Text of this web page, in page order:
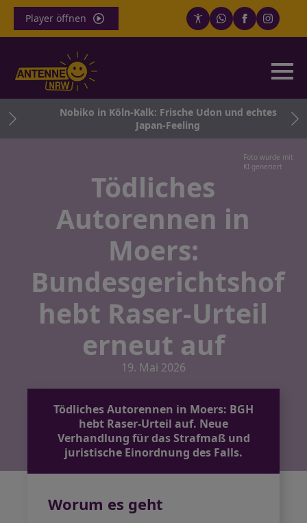
Player öffnen
Nobiko in Köln-Kalk: Frische Udon und echtes
Japan-Feeling
Foto wurde mit
KI generiert
Tödliches
Autorennen in
Moers:
Bundesgerichtshof
hebt Raser-Urteil
erneut auf
19. Mai 2026
Tödliches Autorennen in Moers: BGH
hebt Raser-Urteil auf. Neue
Verhandlung für das Strafmaß und
juristische Einordnung des Falls.
Worum es geht